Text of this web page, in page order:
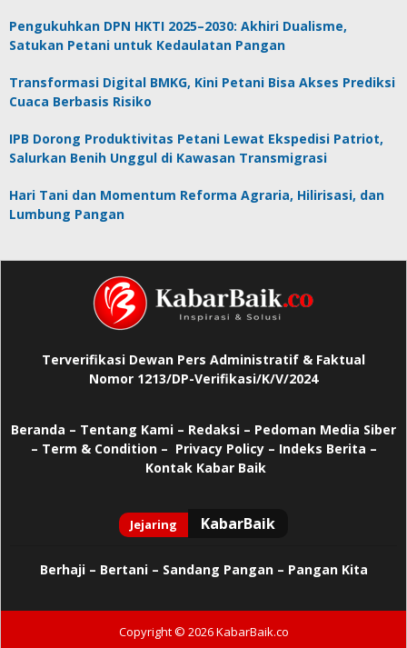
Pengukuhkan DPN HKTI 2025–2030: Akhiri Dualisme,
Satukan Petani untuk Kedaulatan Pangan
Transformasi Digital BMKG, Kini Petani Bisa Akses Prediksi
Cuaca Berbasis Risiko
IPB Dorong Produktivitas Petani Lewat Ekspedisi Patriot,
Salurkan Benih Unggul di Kawasan Transmigrasi
Hari Tani dan Momentum Reforma Agraria, Hilirisasi, dan
Lumbung Pangan
Terverifikasi Dewan Pers Administratif & Faktual
Nomor 1213/DP-Verifikasi/K/V/2024
Beranda – Tentang Kami – Redaksi – Pedoman Media Siber
– Term & Condition – Privacy Policy– Indeks Berita –
Kontak Kabar Baik
Berhaji– Bertani – Sandang Pangan – Pangan Kita